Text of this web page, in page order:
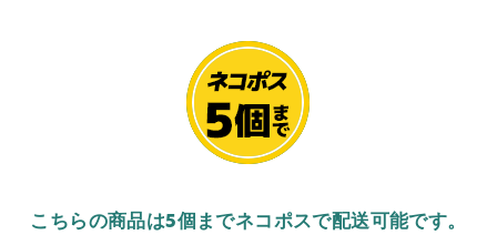
こちらの商品は5個までネコポスで配送可能です。